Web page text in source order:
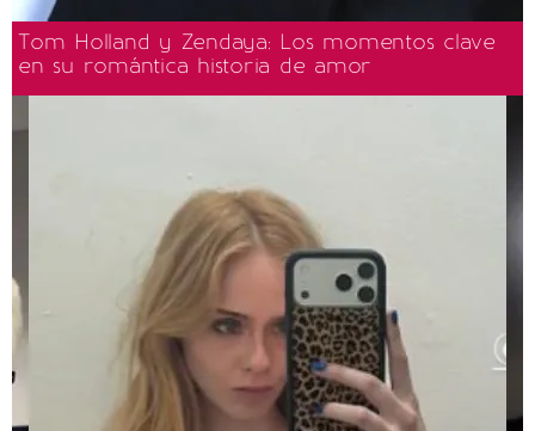
Tom Holland y Zendaya: Los momentos clave
en su romántica historia de amor